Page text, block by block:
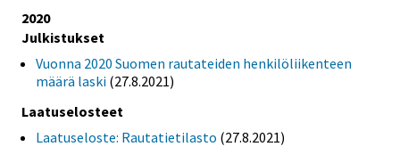
2020
Julkistukset
Vuonna 2020 Suomen rautateiden henkilöliikenteen
määrä laski (27.8.2021)
Laatuselosteet
Laatuseloste: Rautatietilasto (27.8.2021)